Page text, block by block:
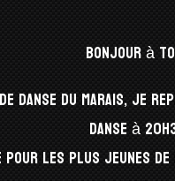
Bonjour à
Danse du Marais,
danse à
pour les plus jeunes